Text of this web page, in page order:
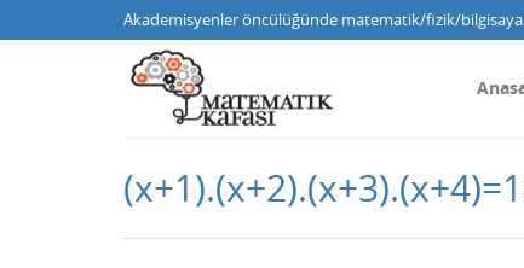
Akademisyenler öncülüğünde matematik/fizik/